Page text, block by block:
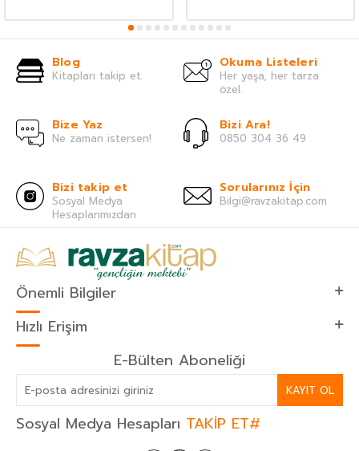
Blog
Kitapları takip et.
Okuma Listeleri
Her yaşa, her tarza
özel.
Bize Yaz
Ne zaman istersen!
Bizi Ara!
0850 304 36 49
Bizi takip et
Sosyal Medya
Hesaplarımızdan
Sorularınız İçin
Bilgi@ravzakitap.com
Önemli Bilgiler
Hızlı Erişim
E-Bülten Aboneliği
KAYIT OL
Sosyal Medya Hesapları TAKİP ET#